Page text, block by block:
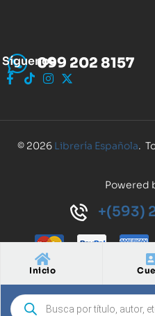
Inicio
099 202 8157
Síguenos
© 2026 Librería Española.
Powered
+(593)